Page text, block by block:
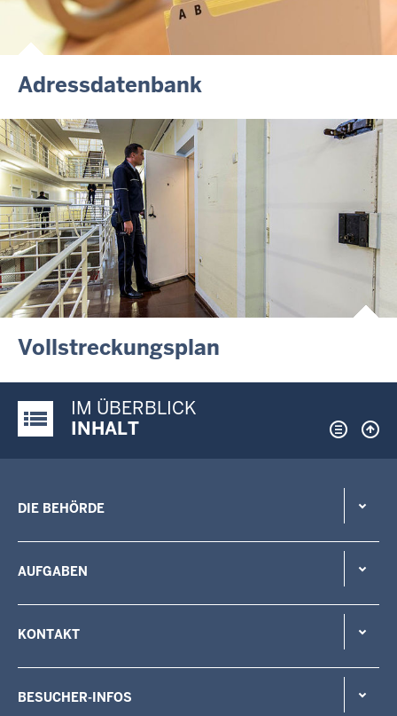
Adressdatenbank
Vollstreckungsplan
Justiz-Portal im Überblick:
IM ÜBERBLICK
INHALT
DIE BEHÖRDE
AUFGABEN
KONTAKT
BESUCHER-INFOS